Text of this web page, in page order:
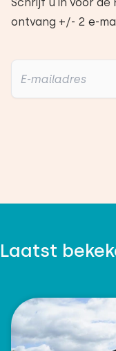
ontvang +/- 2 e-
Laatst